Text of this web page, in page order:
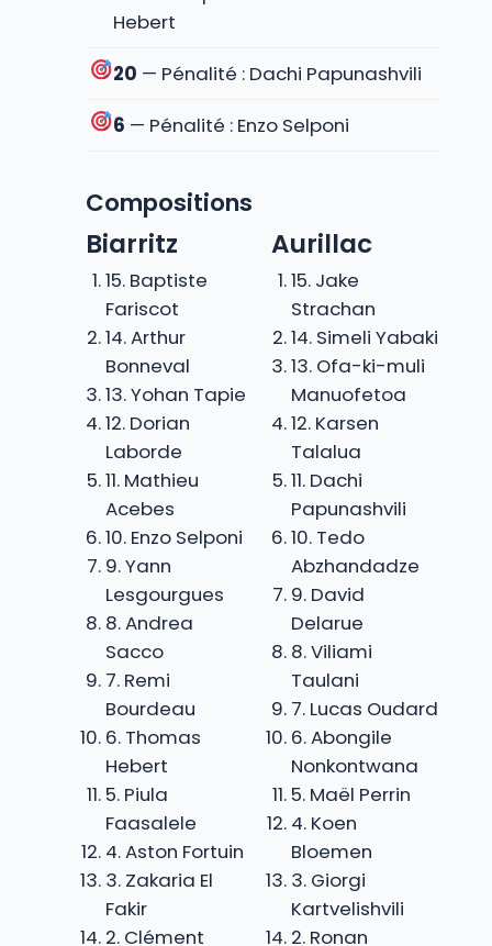
Hebert
20 — Pénalité : Dachi Papunashvili
6 — Pénalité : Enzo Selponi
Compositions
Biarritz
15. Baptiste
Fariscot
14. Arthur
Bonneval
13. Yohan Tapie
12. Dorian
Laborde
11. Mathieu
Acebes
10. Enzo Selponi
9. Yann
Lesgourgues
8. Andrea
Sacco
7. Remi
Bourdeau
6. Thomas
Hebert
5. Piula
Faasalele
4. Aston Fortuin
3. Zakaria El
Fakir
2. Clément
Aurillac
15. Jake
Strachan
14. Simeli Yabaki
13. Ofa-ki-muli
Manuofetoa
12. Karsen
Talalua
11. Dachi
Papunashvili
10. Tedo
Abzhandadze
9. David
Delarue
8. Viliami
Taulani
7. Lucas Oudard
6. Abongile
Nonkontwana
5. Maël Perrin
4. Koen
Bloemen
3. Giorgi
Kartvelishvili
2. Ronan